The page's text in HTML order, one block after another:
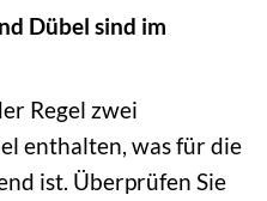
Dübel sind im
Regel zwei
enthalten, was für die
ist. Überprüfen Sie